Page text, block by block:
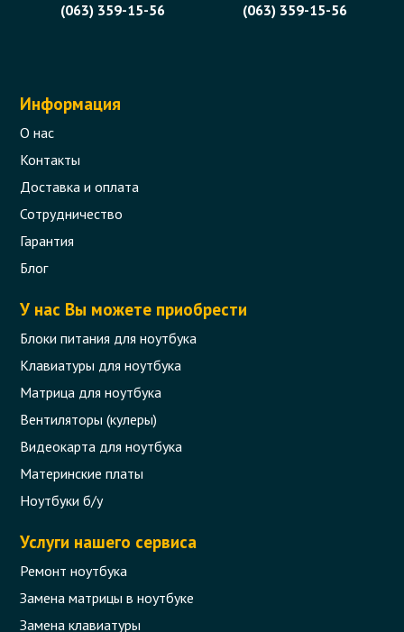
(063) 359-15-56
(063) 359-15-56
Информация
О нас
Контакты
Доставка и оплата
Сотрудничество
Гарантия
Блог
У нас Вы можете приобрести
Блоки питания для ноутбука
Клавиатуры для ноутбука
Матрица для ноутбука
Вентиляторы (кулеры)
Видеокарта для ноутбука
Материнские платы
Ноутбуки б/у
Услуги нашего сервиса
Ремонт ноутбука
Замена матрицы в ноутбуке
Замена клавиатуры